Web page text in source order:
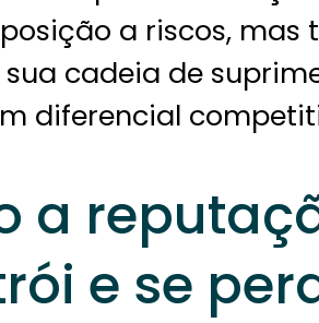
a riscos,
cadeia de
diferencial
a
e se